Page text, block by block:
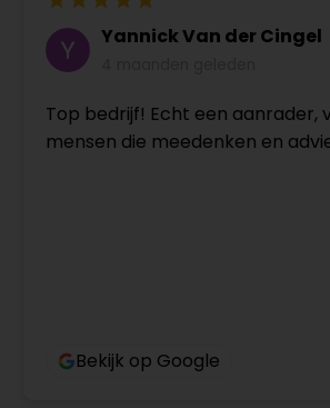
Yannick Van der Cingel
Top bedrijf! Echt een aanrader,
mensen die meedenken en
Bekijk op Google